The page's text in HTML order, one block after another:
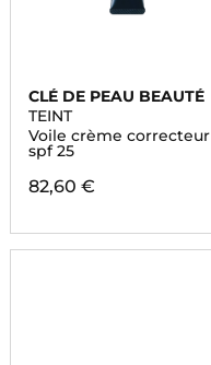
CLÉ DE PEAU BEAUTÉ
TEINT
Voile crème correcteur
spf 25
82,60 €